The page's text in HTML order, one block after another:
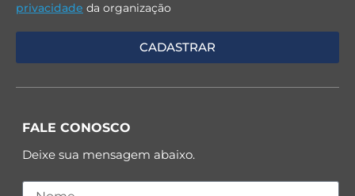
privacidade da organização
FALE CONOSCO
Deixe sua mensagem abaixo.